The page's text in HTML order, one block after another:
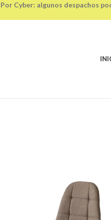
Cyber: algunos despachos